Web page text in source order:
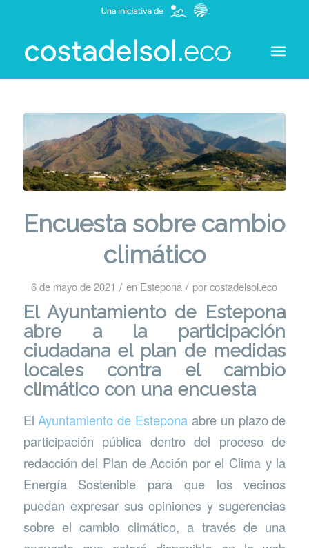
Encuesta sobre cambio
climático
6 de mayo de 2021 / en Estepona / porcostadelsol.eco
El Ayuntamiento de Estepona
abre a la participación
ciudadana el plan de medidas
locales contra el cambio
climático con una encuesta
ElAyuntamiento de Estepona abre un plazo de
participación pública dentro del proceso de
redacción del Plan de Acción por el Clima y la
Energía Sostenible para que los vecinos
puedan expresar sus opiniones y sugerencias
sobre el cambio climático, a través de una